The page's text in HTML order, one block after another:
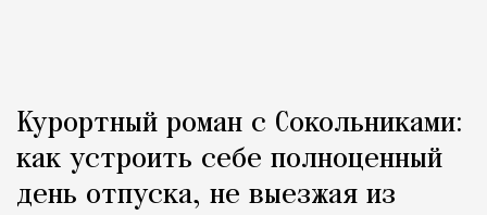
Курортный роман с Сокольниками:
как устроить себе полноценный
день отпуска, не выезжая из